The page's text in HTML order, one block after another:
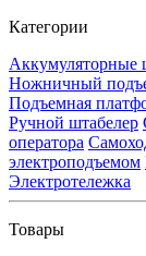
Категории
Аккумуляторные
Ножничный
Подъемная
Ручной штабелер
оператора
электроподъемом
Электротележка
Товары